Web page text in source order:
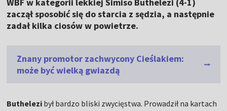
zaczął sposobić się do starcia z sędzia, a następnie
zadał kilka ciosów w powietrze.
Znany promotor zachwycony Cieślakiem:
może być wielką gwiazdą
Buthelezi był bardzo bliski zwycięstwa. Prowadził na kartach